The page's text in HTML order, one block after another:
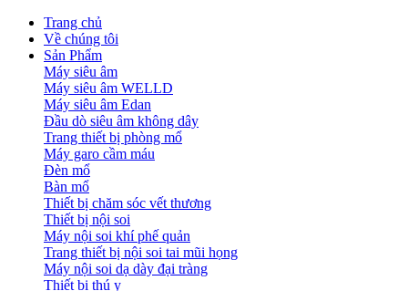
Trang chủ
Về chúng tôi
Sản Phẩm
Máy siêu âm
Máy siêu âm WELLD
Máy siêu âm Edan
Đầu dò siêu âm không dây
Trang thiết bị phòng mổ
Máy garo cầm máu
Đèn mổ
Bàn mổ
Thiết bị chăm sóc vết thương
Thiết bị nội soi
Máy nội soi khí phế quản
Trang thiết bị nội soi tai mũi họng
Máy nội soi dạ dày đại tràng
Thiết bị thú y